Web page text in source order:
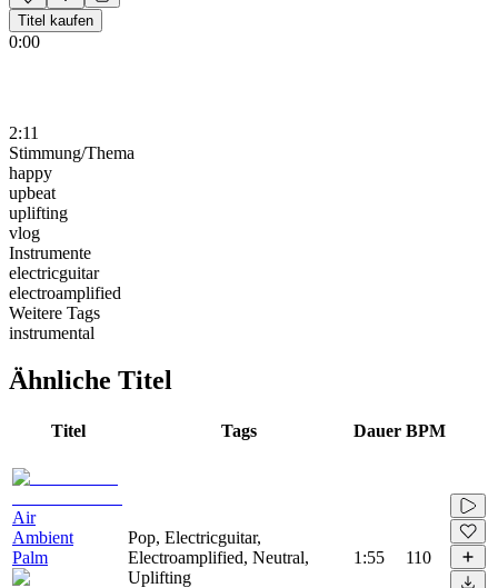
Titel kaufen
0:00
2:11
Stimmung/Thema
happy
upbeat
uplifting
vlog
Instrumente
electricguitar
electroamplified
Weitere Tags
instrumental
Ähnliche Titel
Titel Tags Dauer BPM
Air
Ambient
Palm
Pop, Electricguitar,
Electroamplified, Neutral,
Uplifting
1:55 110